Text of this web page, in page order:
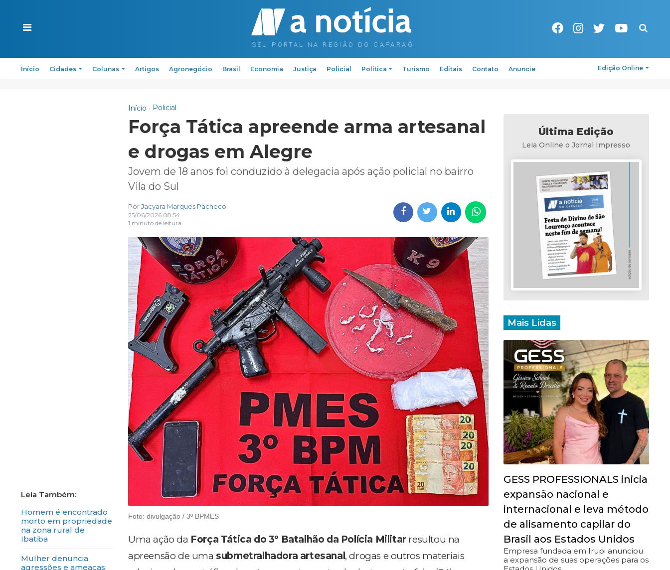
Pesquisa
Início Cidades Colunas Artigos Agronegócio Brasil Economia Justiça Policial Política Turismo Editais Contato Anuncie Edição Online
Homem é encontrado
morto em propriedade
na zona rural de
Ibatiba
Mulher denuncia
agressões e ameaças;
Início Policial
Força Tática apreende arma artesanal
e drogas em Alegre
Jovem de 18 anos foi conduzido à delegacia após ação policial no bairro
Vila do Sul
PorJacyara Marques Pacheco
25/06/2026 08:54
1 minuto de leitura
Foto: divulgação / 3º BPMES
Uma ação da Força Tática do 3º Batalhão da Polícia Militarresultou na
apreensão de uma submetralhadora artesanal , drogas e outros materiais
Última Edição
Leia Online o Jornal Impresso
Mais Lidas
GESS PROFESSIONALS inicia
expansão nacional e
internacional e leva método
de alisamento capilar do
Brasil aos Estados Unidos
Empresa fundada em Irupi anunciou
a expansão de suas operações para os